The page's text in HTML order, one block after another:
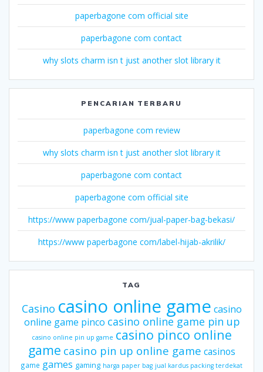
paperbagone com official site
paperbagone com contact
why slots charm isn t just another slot library it
PENCARIAN TERBARU
paperbagone com review
why slots charm isn t just another slot library it
paperbagone com contact
paperbagone com official site
https://www paperbagone com/jual-paper-bag-bekasi/
https://www paperbagone com/label-hijab-akrilik/
TAG
Casino casino online game casino
online game pinco casino online game pin up
casino online pin up game casino pinco online
game casino pin up online game casinos
game games gaming harga paper bag jual kardus packing terdekat